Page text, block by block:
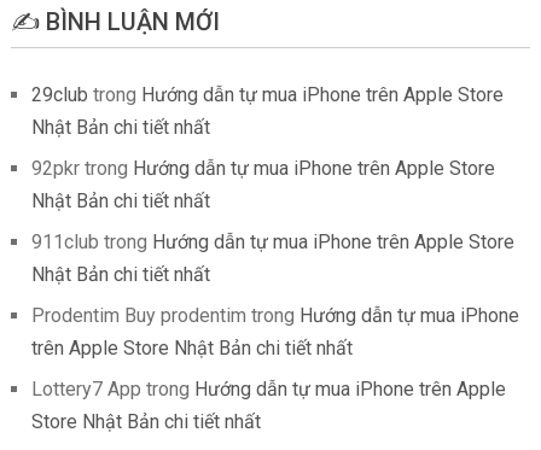
✍️ BÌNH LUẬN MỚI
29club trong Hướng dẫn tự mua iPhone trên Apple Store
Nhật Bản chi tiết nhất
92pkrtrong Hướng dẫn tự mua iPhone trên Apple Store
Nhật Bản chi tiết nhất
911club trong Hướng dẫn tự mua iPhone trên Apple Store
Nhật Bản chi tiết nhất
Prodentim Buy prodentim trong Hướng dẫn tự mua iPhone
trên Apple Store Nhật Bản chi tiết nhất
Lottery7 App trong Hướng dẫn tự mua iPhone trên Apple
Store Nhật Bản chi tiết nhất